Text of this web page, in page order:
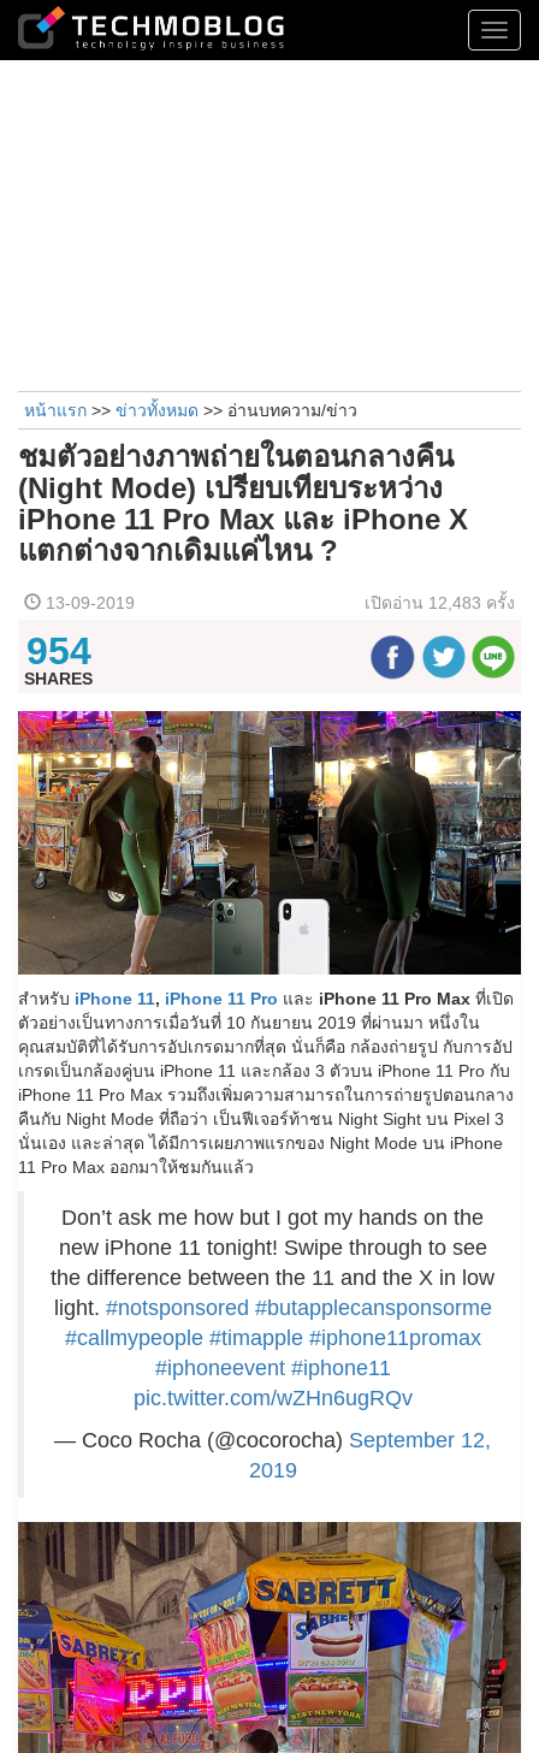
หน้าแรก >> ข่าวทั้งหมด >> อ่านบทความ/ข่าว
ชมตัวอย่างภาพถ่ายในตอนกลางคืน
(Night Mode) เปรียบเทียบระหว่าง
iPhone 11 Pro Max และ iPhone X
แตกต่างจากเดิมแค่ไหน ?
13-09-2019 เปิดอ่าน 12,483 ครั้ง
954
SHARES
สำหรับ iPhone 11, iPhone 11 Pro และ iPhone 11 Pro Max ที่เปิด
ตัวอย่างเป็นทางการเมื่อวันที่ 10 กันยายน 2019 ที่ผ่านมา หนึ่งใน
คุณสมบัติที่ได้รับการอัปเกรดมากที่สุด นั่นก็คือ กล้องถ่ายรูป กับการอัป
เกรดเป็นกล้องคู่บน iPhone 11 และกล้อง 3 ตัวบน iPhone 11 Pro กับ
iPhone 11 Pro Max รวมถึงเพิ่มความสามารถในการถ่ายรูปตอนกลาง
คืนกับ Night Mode ที่ถือว่า เป็นฟีเจอร์ท้าชน Night Sight บน Pixel 3
นั่นเอง และล่าสุด ได้มีการเผยภาพแรกของ Night Mode บน iPhone
11 Pro Max ออกมาให้ชมกันแล้ว
Don’t ask me how but I got my hands on the
new iPhone 11 tonight! Swipe through to see
the difference between the 11 and the X in low
light. #notsponsored #butapplecansponsorme
#callmypeople #timapple #iphone11promax
#iphoneevent #iphone11
pic.twitter.com/wZHn6ugRQv
— Coco Rocha (@cocorocha) September 12,
2019